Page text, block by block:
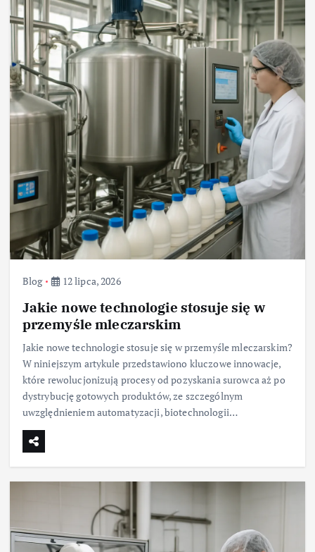
Blog 12 lipca, 2026
Jakie nowe technologie stosuje się w
przemyśle mleczarskim
Jakie nowe technologie stosuje się w przemyśle mleczarskim?
W niniejszym artykule przedstawiono kluczowe innowacje,
które rewolucjonizują procesy od pozyskania surowca aż po
dystrybucję gotowych produktów, ze szczególnym
uwzględnieniem automatyzacji, biotechnologii…